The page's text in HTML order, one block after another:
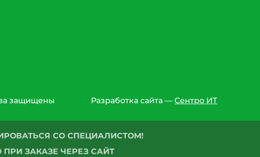
защищены Разработка сайта — Сентро ИТ
СО СПЕЦИАЛИСТОМ!
ЗАКАЗЕ ЧЕРЕЗ САЙТ